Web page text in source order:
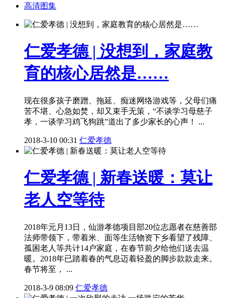
高清图集
仁爱孝德 | 没想到，家庭教
育的核心居然是……
现在很多孩子磨蹭、拖延、痴迷网络游戏等，父母们痛
苦不堪、心急如焚，却又束手无策，“不谈学习母慈子
孝，一谈学习鸡飞狗跳”道出了多少家长的心声！ ...
2018-3-10 00:31 仁爱孝德
仁爱孝德 | 新春送暖：莫让
老人空等待
2018年元月13日，仙游孝德项目部20位志愿者在慈善部
法师带领下，带着米、面等生活物资下乡看望了残障、
孤困老人等共计14户家庭，在春节前夕给他们送去温
暖。2018年已踏着春的气息迈着轻盈的脚步款款走来。
春节将至， ...
2018-3-9 08:09 仁爱孝德